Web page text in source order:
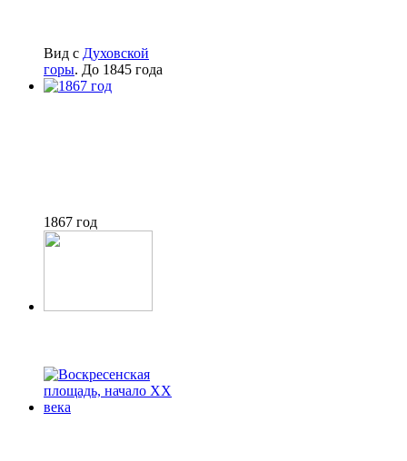
Вид с Духовской
горы. До 1845 года
1867 год